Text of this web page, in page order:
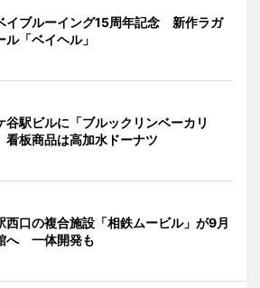
イブルーイング15周年記念 新作ラガ
ル「ベイヘル」
谷駅ビルに「ブルックリンベーカリ
板商品は高加水ドーナツ
西口の複合施設「相鉄ムービル」が9月
へ 一体開発も